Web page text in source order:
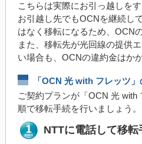
こちらは実際にお引っ越しを
お引越し先でもOCNを継続し
はなく移転になるため、OCN
また、移転先が光回線の提供
い場合も、OCNの違約金はか
「OCN 光 with フレッツ
ご契約プランが「OCN 光 with
順で移転手続を行いましょう。
NTTに電話して移転